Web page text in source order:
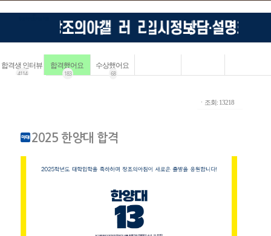
합격생 인터뷰
4114
합격했어요
183
수상했어요
68
ㆍ조회: 13218
2025 한양대 합격